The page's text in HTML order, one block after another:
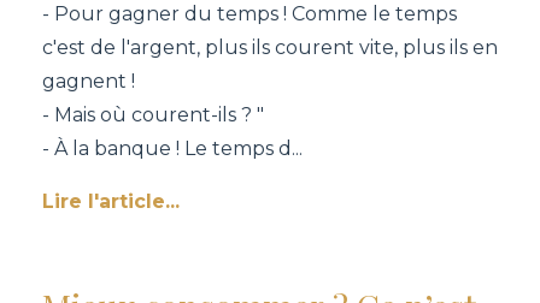
- Pour gagner du temps ! Comme le temps
c'est de l'argent, plus ils courent vite, plus ils en
gagnent !
- Mais où courent-ils ? "
- À la banque ! Le temps d ...
Lire l'article...